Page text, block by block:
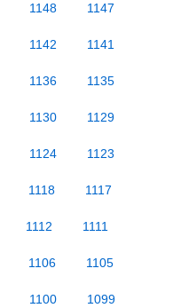
1148 1147
1142 1141
1136 1135
1130 1129
1124 1123
1118 1117
1112 1111
1106 1105
1100 1099